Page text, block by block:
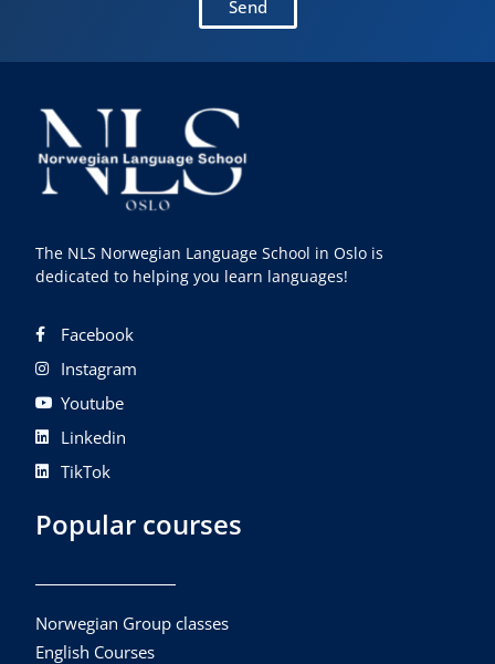
Send
The NLS Norwegian Language School in Oslo is
dedicated to helping you learn languages!
Facebook
Instagram
Youtube
Linkedin
TikTok
Popular courses
Norwegian Group classes
English Courses